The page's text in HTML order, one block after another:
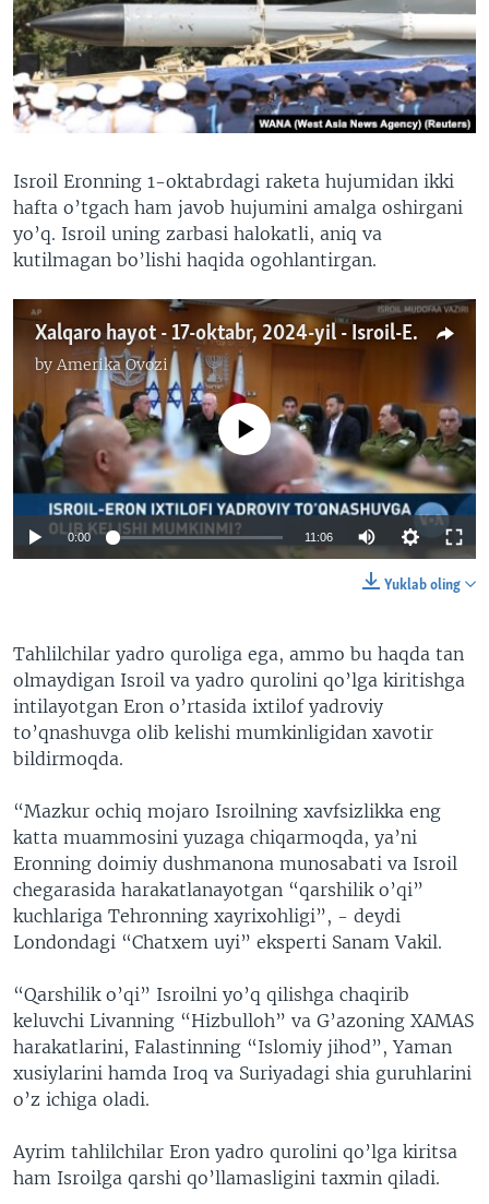
VIDEO
XABARLAR SURATLARDA
ODNOKLASSNIKI
TELEGRAM
TWITTER
SOUNDCLOUD
VOA
Isroil Eronning 1-oktabrdagi raketa hujumidan ikki
hafta o’tgach ham javob hujumini amalga oshirgani
yo’q. Isroil uning zarbasi halokatli, aniq va
kutilmagan bo’lishi haqida ogohlantirgan.
Xalqaro hayot - 17-oktabr, 2024-yil - Isroil-Eron yadroviy to’qnashuvining ehtimoli qanday?
by Amerika Ovozi
No media source currently available
0:00 11:06
Yuklab oling
Tahlilchilar yadro quroliga ega, ammo bu haqda tan
olmaydigan Isroil va yadro qurolini qo’lga kiritishga
intilayotgan Eron o’rtasida ixtilof yadroviy
to’qnashuvga olib kelishi mumkinligidan xavotir
bildirmoqda.
“Mazkur ochiq mojaro Isroilning xavfsizlikka eng
katta muammosini yuzaga chiqarmoqda, ya’ni
Eronning doimiy dushmanona munosabati va Isroil
chegarasida harakatlanayotgan “qarshilik o’qi”
kuchlariga Tehronning xayrixohligi”, - deydi
Londondagi “Chatxem uyi” eksperti Sanam Vakil.
“Qarshilik o’qi” Isroilni yo’q qilishga chaqirib
keluvchi Livanning “Hizbulloh” va G’azoning XAMAS
harakatlarini, Falastinning “Islomiy jihod”, Yaman
xusiylarini hamda Iroq va Suriyadagi shia guruhlarini
o’z ichiga oladi.
Ayrim tahlilchilar Eron yadro qurolini qo’lga kiritsa
ham Isroilga qarshi qo’llamasligini taxmin qiladi.